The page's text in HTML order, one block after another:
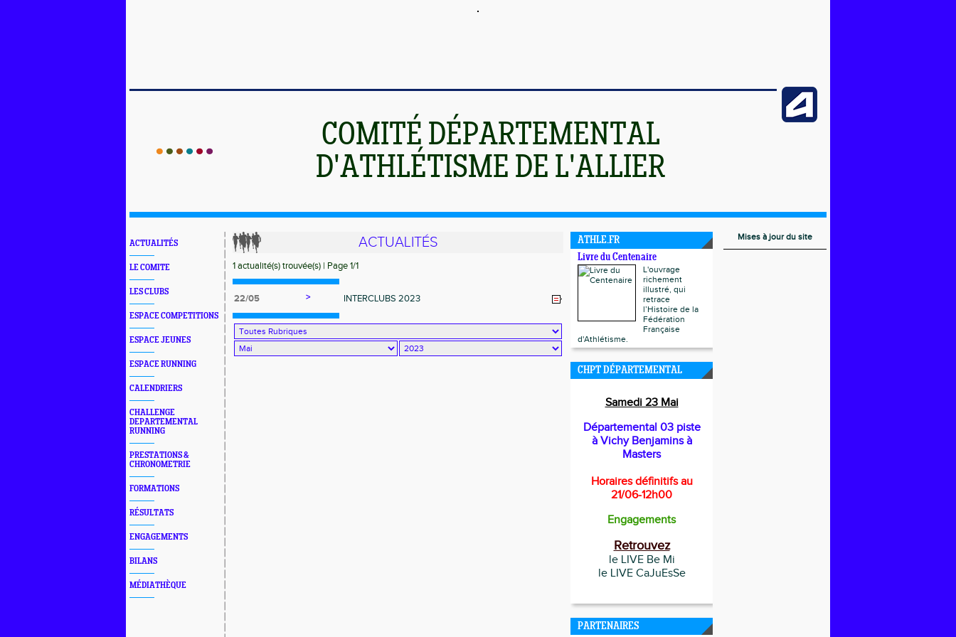
COMITÉ DÉPARTEMENTAL
D'ATHLÉTISME DE L'ALLIER
ACTUALITÉS
LE COMITE
LES CLUBS
ESPACE COMPETITIONS
ESPACE JEUNES
ESPACE RUNNING
CALENDRIERS
CHALLENGE
DEPARTEMENTAL
RUNNING
PRESTATIONS &
CHRONOMETRIE
FORMATIONS
RÉSULTATS
ENGAGEMENTS
BILANS
MÉDIATHÈQUE
ACTUALITÉS
1 actualité(s) trouvée(s) | Page 1/1
22/05 > INTERCLUBS 2023
ATHLE.FR
Livre du Centenaire
L'ouvrage
richement
illustré, qui
retrace
l’Histoire de la
Fédération
Française
d'Athlétisme.
CHPT DÉPARTEMENTAL
Samedi 23 Mai
Départemental 03 piste
àVichy Benjamins à
Masters
Horaires définitifs au
21/06-12h00
Engagements
Retrouvez
le LIVE Be Mi
le LIVE CaJuEsSe
PARTENAIRES
Mises à jour du site